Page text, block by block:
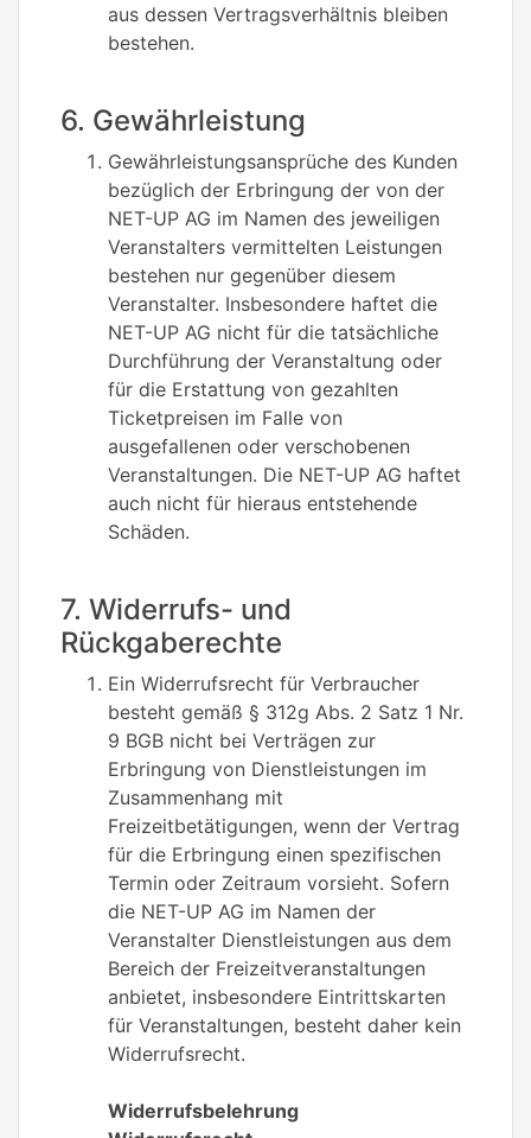
aus dessen Vertragsverhältnis bleiben
bestehen.
6. Gewährleistung
Gewährleistungsansprüche des Kunden
bezüglich der Erbringung der von der
NET-UP AG im Namen des jeweiligen
Veranstalters vermittelten Leistungen
bestehen nur gegenüber diesem
Veranstalter. Insbesondere haftet die
NET-UP AG nicht für die tatsächliche
Durchführung der Veranstaltung oder
für die Erstattung von gezahlten
Ticketpreisen im Falle von
ausgefallenen oder verschobenen
Veranstaltungen. Die NET-UP AG haftet
auch nicht für hieraus entstehende
Schäden.
7. Widerrufs- und
Rückgaberechte
Ein Widerrufsrecht für Verbraucher
besteht gemäß § 312g Abs. 2 Satz 1 Nr.
9 BGB nicht bei Verträgen zur
Erbringung von Dienstleistungen im
Zusammenhang mit
Freizeitbetätigungen, wenn der Vertrag
für die Erbringung einen spezifischen
Termin oder Zeitraum vorsieht. Sofern
die NET-UP AG im Namen der
Veranstalter Dienstleistungen aus dem
Bereich der Freizeitveranstaltungen
anbietet, insbesondere Eintrittskarten
für Veranstaltungen, besteht daher kein
Widerrufsrecht.
Widerrufsbelehrung